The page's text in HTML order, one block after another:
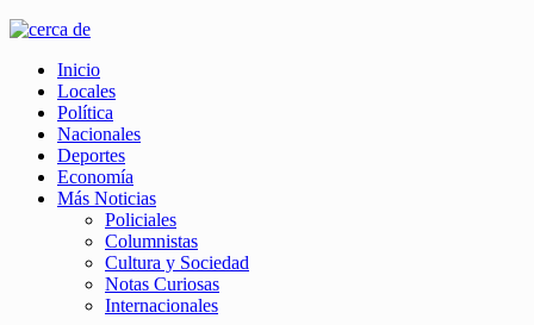
Inicio
Locales
Política
Nacionales
Deportes
Economía
Más Noticias
Policiales
Columnistas
Cultura y Sociedad
Notas Curiosas
Internacionales